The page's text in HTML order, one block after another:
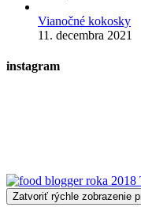
Vianočné kokosky
11. decembra 2021
instagram
Zatvoriť rýchle zobrazenie